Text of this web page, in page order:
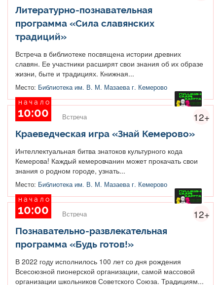
Литературно-познавательная
программа «Сила славянских
традиций»
Встреча в библиотеке посвящена истории древних
славян. Ее участники расширят свои знания об их образе
жизни, быте и традициях. Книжная...
Место: Библиотека им. В. М. Мазаева г. Кемерово
12+
начало
10:00 Встреча
Краеведческая игра «Знай Кемерово»
Интеллектуальная битва знатоков культурного кода
Кемерова! Каждый кемеровчанин может прокачать свои
знания о родном городе, узнать...
Место: Библиотека им. В. М. Мазаева г. Кемерово
12+
начало
10:00 Встреча
Познавательно-развлекательная
программа «Будь готов!»
В 2022 году исполнилось 100 лет со дня рождения
Всесоюзной пионерской организации, самой массовой
организации школьников Советского Союза. Традициям...